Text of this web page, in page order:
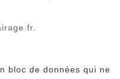
bloc de données qui ne